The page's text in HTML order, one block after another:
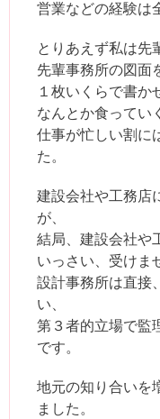
営業などの経験は
とりあえず私は先
先輩事務所の図面
１枚いくらで書か
なんとか食ってい
仕事が忙しい割に
た。
建設会社や工務店
が、
結局、建設会社や
いっさい、受けま
設計事務所は直接
い、
第３者的立場で監
です。
地元の知り合いを
ました。